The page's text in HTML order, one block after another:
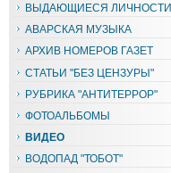
ВЫДАЮЩИЕСЯ ЛИЧНОСТИ
АВАРСКАЯ МУЗЫКА
АРХИВ НОМЕРОВ ГАЗЕТ
СТАТЬИ "БЕЗ ЦЕНЗУРЫ"
РУБРИКА "АНТИТЕРРОР"
ФОТОАЛЬБОМЫ
ВИДЕО
ВОДОПАД "ТОБОТ"